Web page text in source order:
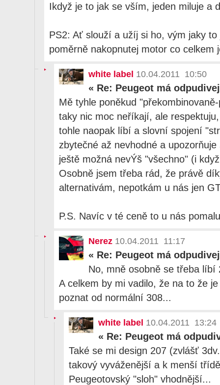
Ikdyž je to jak se vším, jeden miluje a
PS2: Ať slouží a užíj si ho, vým jaky
poměrně nakopnutej motor co celkem
white label 10.04.2011 10:50
« Re: Peugeot má
Mě tyhle poněkud
taky nic moc neříkají, ale
tohle naopak líbí a slovní spojení
zbytečné až nevhodné a
ještě možná nevÝš "všechno" (i
Osobně jsem třeba rád, že právě
alternativám, nepotkám u nás jen
P.S. Navíc v té ceně to u nás
Nerez 10.04.2011 11:17
« Re: Peugeot má
No, mně osobně se třeba
A celkem by mi vadilo, že na to že
poznat od normální 308...
white label 10.04.2011 13:24
« Re: Peugeot má
Také se mi design 207 (zvlášť
takový vyváženější a k menší
Peugeotovský "sloh" vhodnější...